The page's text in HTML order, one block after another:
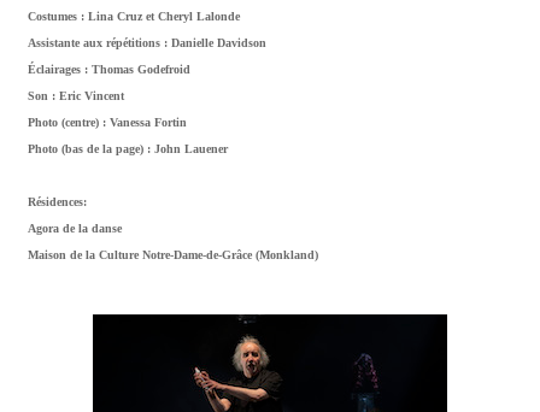
Costumes : Lina Cruz et Cheryl Lalonde
Assistante aux répétitions : Danielle Davidson
Éclairages : Thomas Godefroid
Son : Eric Vincent
Photo (centre) : Vanessa Fortin
Photo (bas de la page) : John Lauener
Résidences:
Agora de la danse
Maison de la Culture Notre-Dame-de-Grâce (Monkland)